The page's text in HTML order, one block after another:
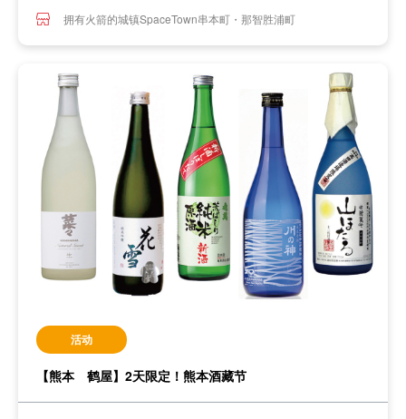
拥有火箭的城镇SpaceTown串本町・那智胜浦町
活动
【熊本 鹤屋】2天限定！熊本酒藏节